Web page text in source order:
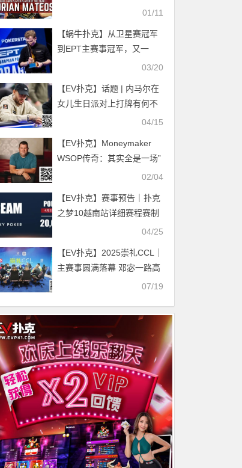
01/11
【蜗牛扑克】从卫星赛冠军
到EPT主赛事冠军，又一
03/20
【EV扑克】话题 | 内马尔在
女儿生日派对上打牌有何不
04/15
【EV扑克】Moneymaker
WSOP传奇：其实全是一场”
02/04
【EV扑克】赛事预告｜扑克
之梦10越南站详细赛程赛制
公布 各路选手将云集会安04/25
【EV扑克】2025崇礼CCL｜
主赛事圆满落幕 邓宓一路高
07/19